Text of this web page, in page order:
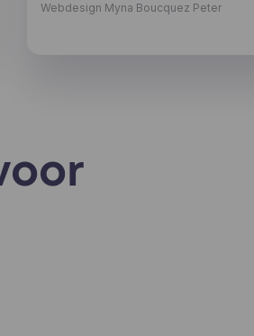
Webdesign Myna Boucquez Peter